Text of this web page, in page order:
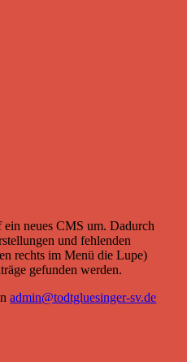
ein neues CMS um. Dadurch
und fehlenden
rechts im Menü die Lupe)
gefunden werden.
admin@todtgluesinger-sv.de